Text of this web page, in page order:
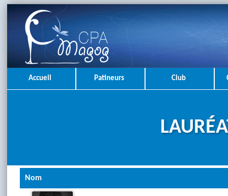
Accueil Patineurs Club
Nom